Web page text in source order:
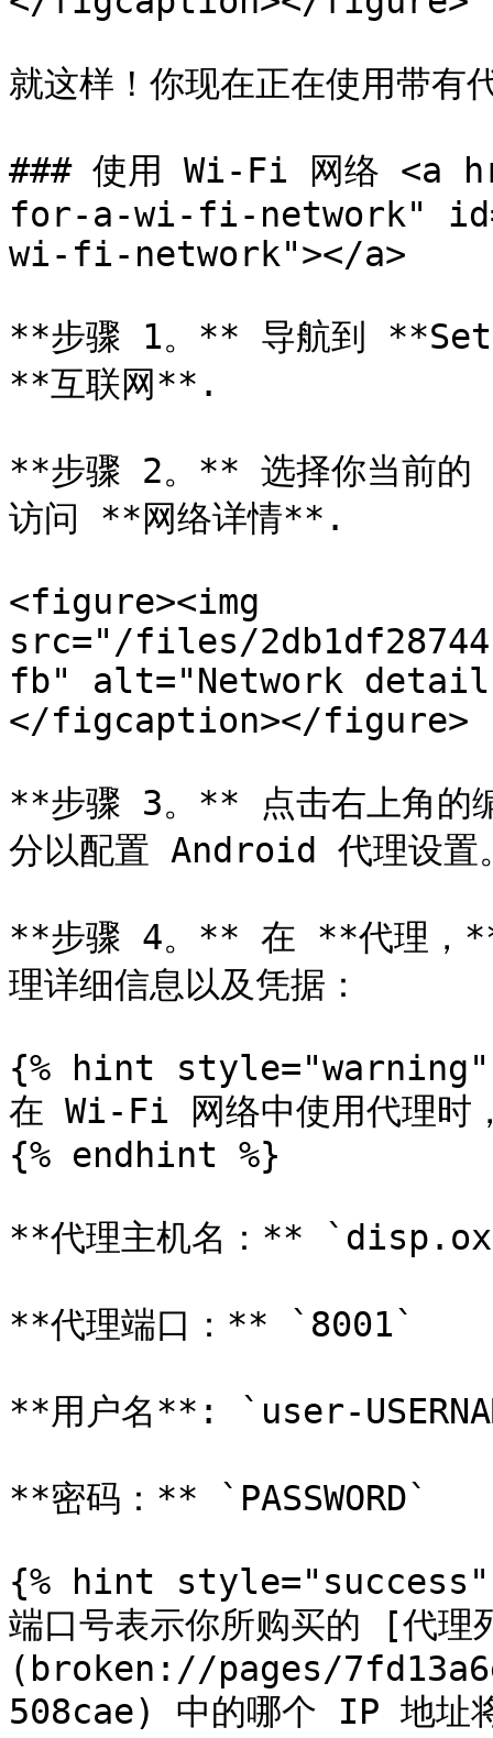
就这样！你现在正在使用带
### 使用 Wi-Fi 网络 <a
for-a-wi-fi-network"
wi-fi-network"></a>
**步骤 1。** 导航到
**互联网**.
**步骤 2。** 选择你当前的
访问 **网络详情**.
<figure><img
src="/files/
fb" alt="Network
</figcaption></figure>
**步骤 3。** 点击右上角的
分以配置 Android 代理设置
**步骤 4。** 在 **代理，
理详细信息以及凭据：
{% hint style="warning"
在 Wi-Fi 网络中使用代理时
{% endhint %}
**代理主机名：**
**代理端口：** `8001`
**用户名**: `user-
**密码：** `PASSWORD`
{% hint style="success"
端口号表示你所购买的 [代理
(broken://pages/
508cae) 中的哪个 IP 地址